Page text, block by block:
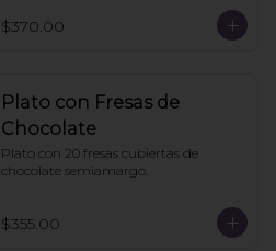
$370.00
Plato con Fresas de
Chocolate
Plato con 20 fresas cubiertas de
chocolate semiamargo.
$355.00